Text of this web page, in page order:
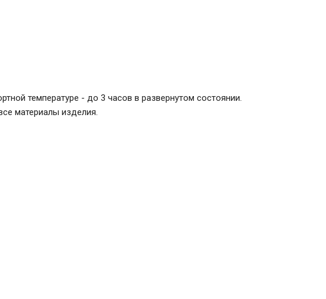
температуре - до 3 часов в развернутом состоянии.
материалы изделия.